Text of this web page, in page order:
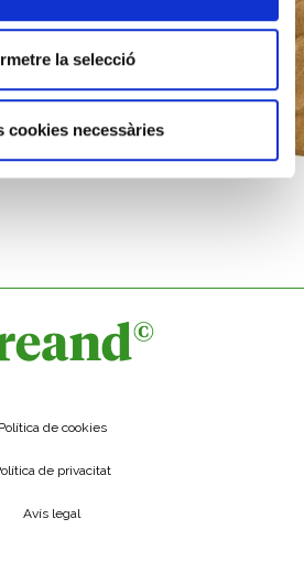
la selecció
cookies necessàries
Política de cookies
de privacitat
Avís legal